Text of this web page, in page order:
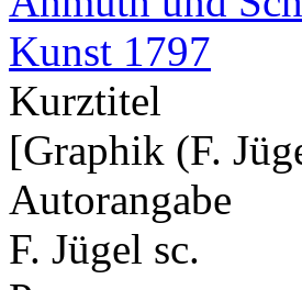
Kunst 1797
Kurztitel
[Graphik (F.
Autorangabe
F. Jügel sc.